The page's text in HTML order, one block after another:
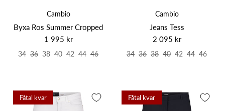
Cambio
Byxa Ros Summer Cropped
1 995 kr
34 36 38 40 42 44 46
Cambio
Jeans Tess
2 095 kr
34 36 38 40 42 44 46
Fåtal kvar Fåtal kvar